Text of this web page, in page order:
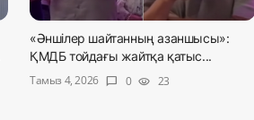
«Әншілер шайтанның азаншысы»:
ҚМДБ тойдағы жайтқа қатыс...
Тамыз 4, 2026 chat_bubble 0 visibility 23